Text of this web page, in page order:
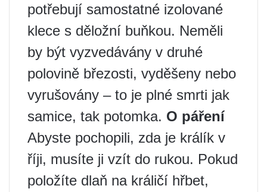
potřebují samostatné izolované
klece s děložní buňkou. Neměli
by být vyzvedávány v druhé
polovině březosti, vyděšeny nebo
vyrušovány – to je plné smrti jak
samice, tak potomka. O páření
Abyste pochopili, zda je králík v
říji, musíte ji vzít do rukou. Pokud
položíte dlaň na králičí hřbet,